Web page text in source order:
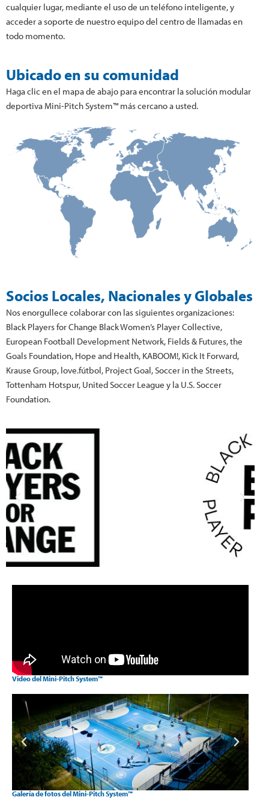
cualquier lugar, mediante el uso de un teléfono inteligente, y
acceder a soporte de nuestro equipo del centro de llamadas en
todo momento.
Ubicado en su comunidad
Haga clic en el mapa de abajo para encontrar la solución modular
deportiva Mini-Pitch System™ más cercano a usted.
Socios Locales, Nacionales y Globales
Nos enorgullece colaborar con las siguientes organizaciones:
Black Players for Change Black Women’s Player Collective,
European Football Development Network, Fields & Futures, the
Goals Foundation, Hope and Health, KABOOM!, Kick It Forward,
Krause Group, love.fútbol, Project Goal, Soccer in the Streets,
Tottenham Hotspur, United Soccer League y la U.S. Soccer
Foundation.
Video del Mini-Pitch System™
Galería de fotos del Mini-Pitch System™